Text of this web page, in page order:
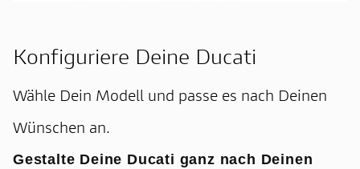
Konfiguriere Deine Ducati
Wähle Dein Modell und passe es nach Deinen
Wünschen an.
Gestalte Deine Ducati ganz nach Deinen